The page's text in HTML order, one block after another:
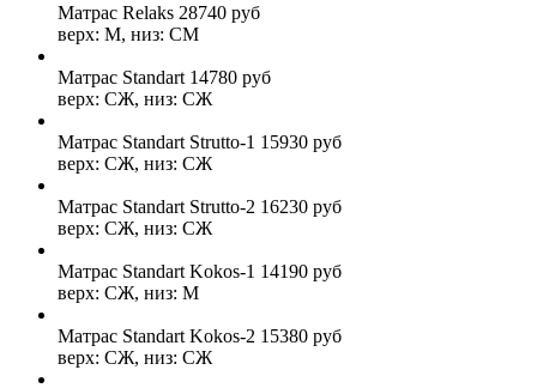
Матрас Relaks 28740 руб
верх: М, низ: СМ
Матрас Standart 14780 руб
верх: СЖ, низ: СЖ
Матрас Standart Strutto-1 15930 руб
верх: СЖ, низ: СЖ
Матрас Standart Strutto-2 16230 руб
верх: СЖ, низ: СЖ
Матрас Standart Kokos-1 14190 руб
верх: СЖ, низ: М
Матрас Standart Kokos-2 15380 руб
верх: СЖ, низ: СЖ